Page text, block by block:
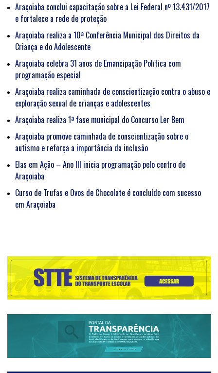
Araçoiaba conclui capacitação sobre a Lei Federal nº 13.431/2017
e fortalece a rede de proteção
Araçoiaba realiza a 10ª Conferência Municipal dos Direitos da
Criança e do Adolescente
Araçoiaba celebra 31 anos de Emancipação Política com
programação especial
Araçoiaba realiza caminhada de conscientização contra o abuso e
exploração sexual de crianças e adolescentes
Araçoiaba realiza 1ª fase municipal do Concurso Ler Bem
Araçoiaba promove caminhada de conscientização sobre o
autismo e reforça a importância da inclusão
Elas em Ação – Ano III inicia programação pelo centro de
Araçoiaba
Curso de Trufas e Ovos de Chocolate é concluído com sucesso
em Araçoiaba